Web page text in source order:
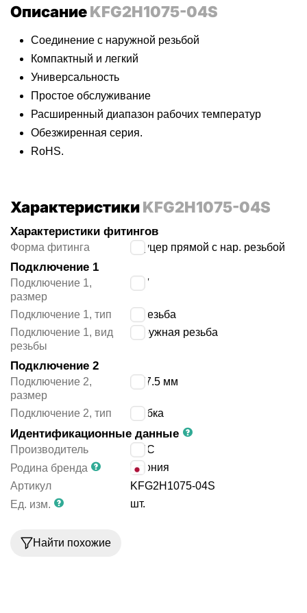
ОписаниеKFG2H1075-04S
Соединение с наружной резьбой
Компактный и легкий
Универсальность
Простое обслуживание
Расширенный диапазон рабочих температур
Обезжиренная серия.
RoHS.
ХарактеристикиKFG2H1075-04S
Характеристики фитингов
Форма фитинга штуцер прямой с нар. резьбой
Подключение 1
Подключение 1,
размер
1/2″
Подключение 1, тип
R резьба
Подключение 1, вид
резьбы
наружная резьба
Подключение 2
Подключение 2,
размер
10/7.5 мм
Подключение 2, тип трубка
Идентификационные данные
Производитель
SMC
Родина бренда
Япония
Артикул
KFG2H1075-04S
Ед. изм.
шт.
Найти похожие